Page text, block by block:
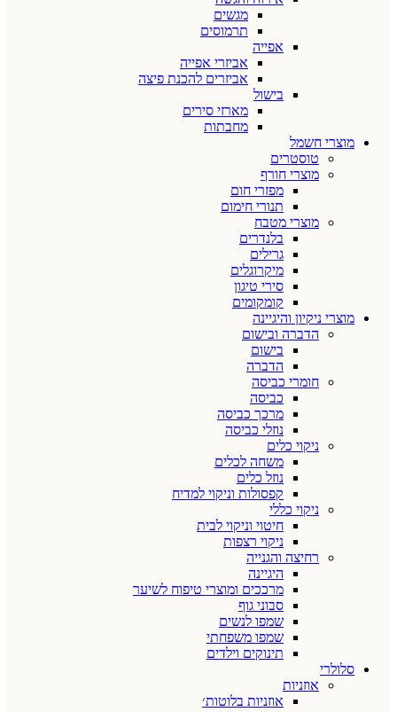
מגשים
תרמוסים
אפייה
אביזרי אפייה
אביזרים להכנת פיצה
בישול
מארזי סירים
מחבתות
מוצרי חשמל
טוסטרים
מוצרי חורף
מפזרי חום
תנורי חימום
מוצרי מטבח
בלנדרים
גרילים
מיקרוגלים
סירי טיגון
קומקומים
מוצרי ניקיון והיגיינה
הדברה ובישום
בישום
הדברה
חומרי כביסה
כביסה
מרכך כביסה
נוזלי כביסה
ניקוי כלים
משחה לכלים
נוזל כלים
קפסולות וניקוי למדיח
ניקוי כללי
חיטוי וניקוי לבית
ניקוי רצפות
רחיצה והגנייה
היגיינה
מרככים ומוצרי טיפוח לשיער
סבוני גוף
שמפו לנשים
שמפו משפחתי
תינוקים וילדים
סלולרי
אוזניות
אוזניות בלוטות׳